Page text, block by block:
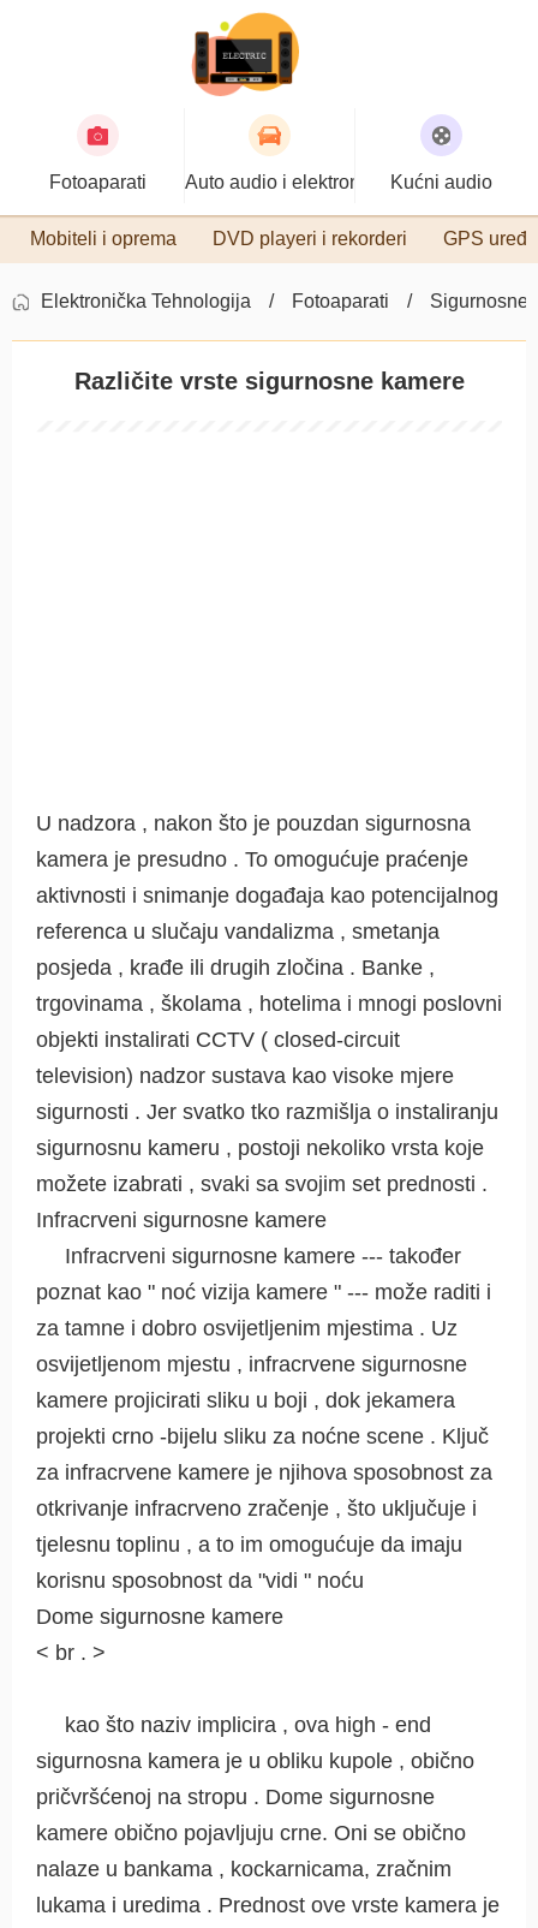
Fotoaparati Auto audio i elektronika Kućni audio
Mobiteli i oprema DVD playeri i rekorderi GPS
Elektronička Tehnologija Fotoaparati Sigurnosne
Različite vrste sigurnosne kamere
U nadzora , nakon što je pouzdan sigurnosna
kamera je presudno . To omogućuje praćenje
aktivnosti i snimanje događaja kao potencijalnog
referenca u slučaju vandalizma , smetanja
posjeda , krađe ili drugih zločina . Banke ,
trgovinama , školama , hotelima i mnogi poslovni
objekti instalirati CCTV ( closed-circuit
television) nadzor sustava kao visoke mjere
sigurnosti . Jer svatko tko razmišlja o instaliranju
sigurnosnu kameru , postoji nekoliko vrsta koje
možete izabrati , svaki sa svojim set prednosti .
Infracrveni sigurnosne kamere
Infracrveni sigurnosne kamere --- također
poznat kao " noć vizija kamere " --- može raditi i
za tamne i dobro osvijetljenim mjestima . Uz
osvijetljenom mjestu , infracrvene sigurnosne
kamere projicirati sliku u boji , dok jekamera
projekti crno -bijelu sliku za noćne scene . Ključ
za infracrvene kamere je njihova sposobnost za
otkrivanje infracrveno zračenje , što uključuje i
tjelesnu toplinu , a to im omogućuje da imaju
korisnu sposobnost da "vidi " noću
Dome sigurnosne kamere
< br . >
kao što naziv implicira , ova high - end
sigurnosna kamera je u obliku kupole , obično
pričvršćenoj na stropu . Dome sigurnosne
kamere obično pojavljuju crne. Oni se obično
nalaze u bankama , kockarnicama, zračnim
lukama i uredima . Prednost ove vrste kamera je